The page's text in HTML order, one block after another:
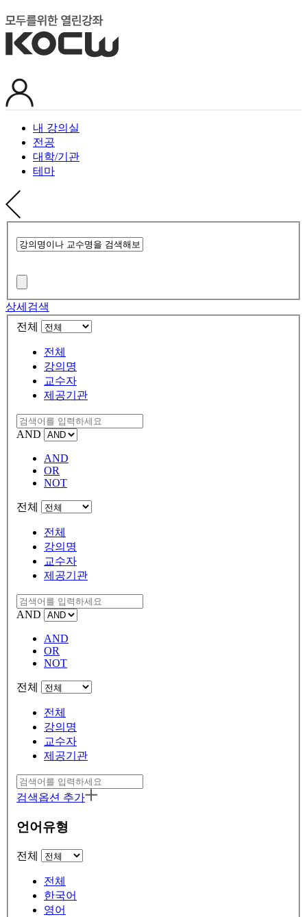
내 강의실
전공
대학/기관
테마
상세검색
전체
전체
강의명
교수자
제공기관
AND
AND
OR
NOT
전체
전체
강의명
교수자
제공기관
AND
AND
OR
NOT
전체
전체
강의명
교수자
제공기관
검색옵션 추가
언어유형
전체
전체
한국어
영어